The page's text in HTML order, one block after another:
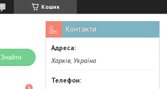
Кошик
Знайти
Контакти
Харків, Україна